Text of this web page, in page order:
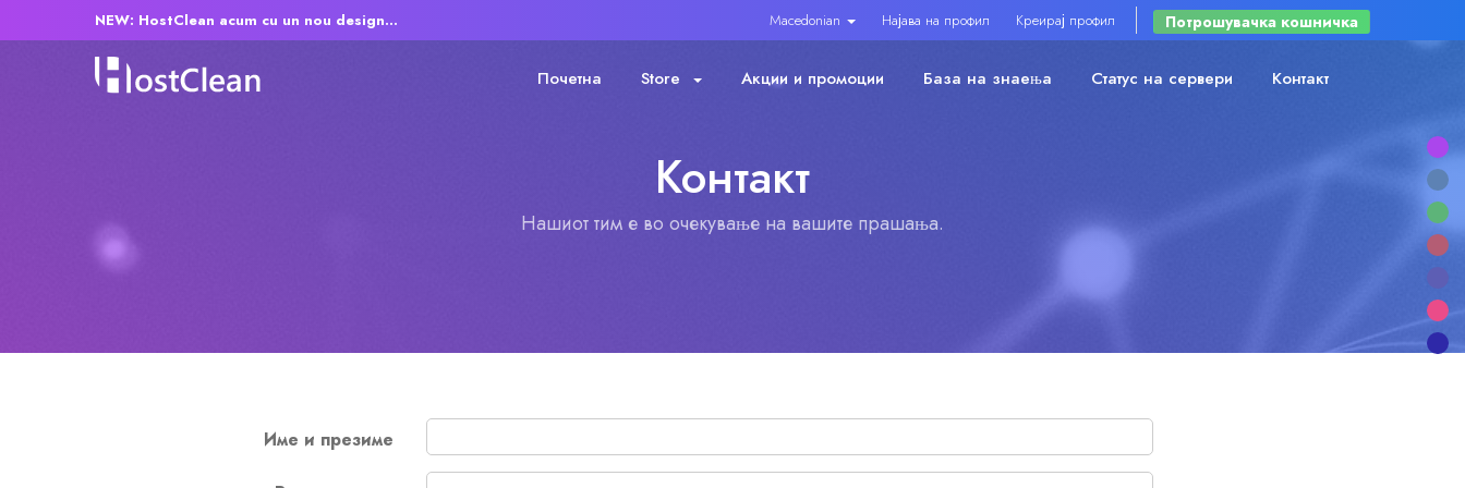
NEW: HostClean acum cu un nou design... Macedonian Најава на профил Креирај профил Потрошувачка кошничка
Почетна Store Акции и промоции База на знаења Статус на сервери Контакт
Контакт
Нашиот тим е во очекување на вашите прашања.
Име и презиме